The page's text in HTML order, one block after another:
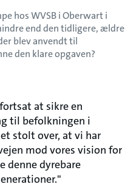
hos WVSB i Oberwart i
end den tidligere, ældre
blev anvendt til
den klare opgaven?
at sikre en
til befolkningen i
stolt over, at vi har
mod vores vision for
denne dyrebare